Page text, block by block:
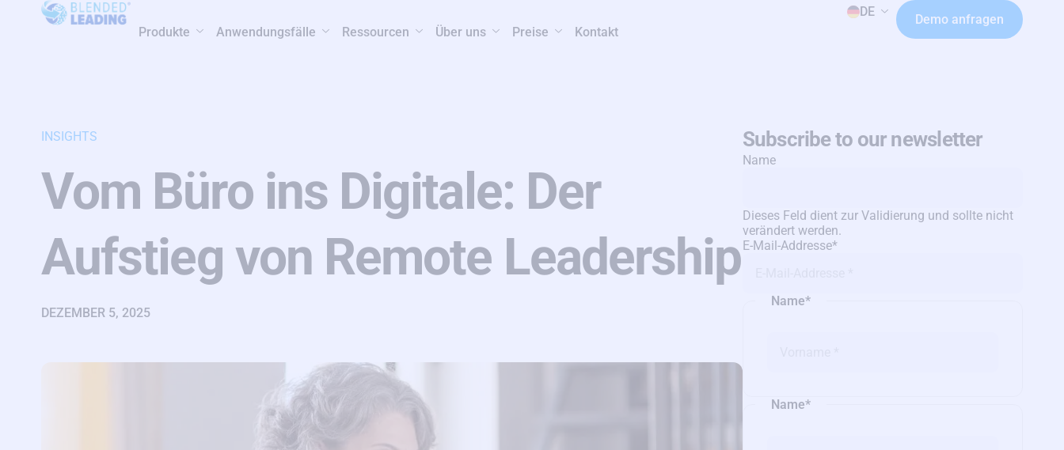
Produkte Anwendungsfälle Ressourcen Über uns Preise Kontakt
DE
Demo anfragen
INSIGHTS
Vom Büro ins Digitale: Der
Aufstieg von Remote Leadership
DEZEMBER 5, 2025
Subscribe to our newsletter
Name
Dieses Feld dient zur Validierung und sollte nicht
verändert werden.
E-Мail-Аddresse*
Name*
Name*